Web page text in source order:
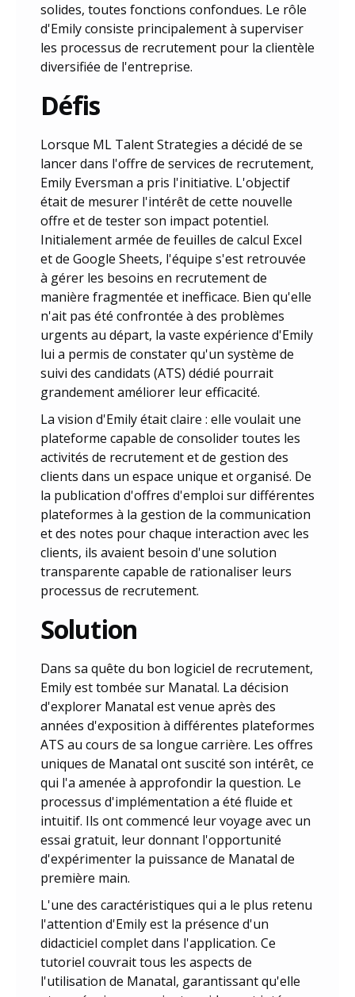
solides, toutes fonctions confondues. Le rôle
d'Emily consiste principalement à superviser
les processus de recrutement pour la clientèle
diversifiée de l'entreprise.
Défis
Lorsque ML Talent Strategies a décidé de se
lancer dans l'offre de services de recrutement,
Emily Eversman a pris l'initiative. L'objectif
était de mesurer l'intérêt de cette nouvelle
offre et de tester son impact potentiel.
Initialement armée de feuilles de calcul Excel
et de Google Sheets, l'équipe s'est retrouvée
à gérer les besoins en recrutement de
manière fragmentée et inefficace. Bien qu'elle
n'ait pas été confrontée à des problèmes
urgents au départ, la vaste expérience d'Emily
lui a permis de constater qu'un système de
suivi des candidats (ATS) dédié pourrait
grandement améliorer leur efficacité.
La vision d'Emily était claire : elle voulait une
plateforme capable de consolider toutes les
activités de recrutement et de gestion des
clients dans un espace unique et organisé. De
la publication d'offres d'emploi sur différentes
plateformes à la gestion de la communication
et des notes pour chaque interaction avec les
clients, ils avaient besoin d'une solution
transparente capable de rationaliser leurs
processus de recrutement.
Solution
Dans sa quête du bon logiciel de recrutement,
Emily est tombée sur Manatal. La décision
d'explorer Manatal est venue après des
années d'exposition à différentes plateformes
ATS au cours de sa longue carrière. Les offres
uniques de Manatal ont suscité son intérêt, ce
qui l'a amenée à approfondir la question. Le
processus d'implémentation a été fluide et
intuitif. Ils ont commencé leur voyage avec un
essai gratuit, leur donnant l'opportunité
d'expérimenter la puissance de Manatal de
première main.
L'une des caractéristiques qui a le plus retenu
l'attention d'Emily est la présence d'un
didacticiel complet dans l'application. Ce
tutoriel couvrait tous les aspects de
l'utilisation de Manatal, garantissant qu'elle